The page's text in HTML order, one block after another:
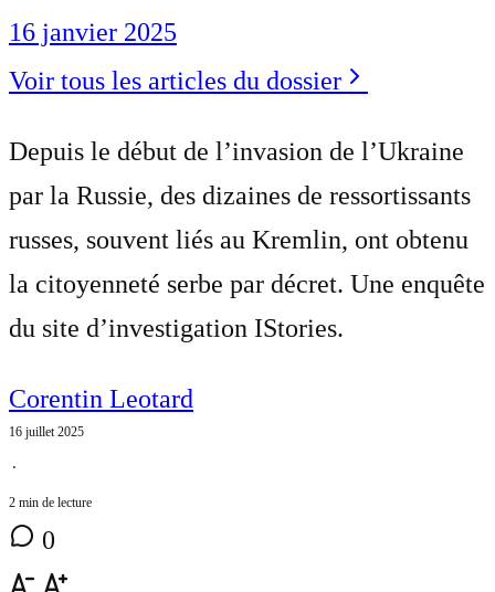
16 janvier 2025
Voir tous les articles du dossier
Depuis le début de l’invasion de l’Ukraine
par la Russie, des dizaines de ressortissants
russes, souvent liés au Kremlin, ont obtenu
la citoyenneté serbe par décret. Une enquête
du site d’investigation IStories.
Corentin Leotard
16 juillet 2025
⋅
2 min de lecture
0